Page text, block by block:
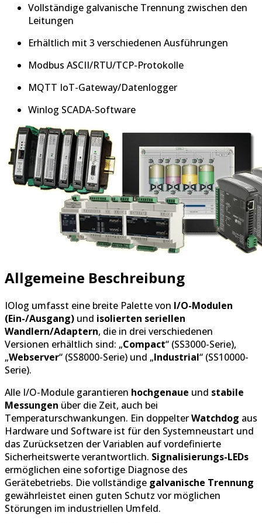
Vollständige galvanische Trennung zwischen den
Leitungen
Erhältlich mit 3 verschiedenen Ausführungen
Modbus ASCII/RTU/TCP-Protokolle
MQTT IoT-Gateway/Datenlogger
Winlog SCADA-Software
Allgemeine Beschreibung
IOlog umfasst eine breite Palette von I/O-Modulen
(Ein-/Ausgang) und isolierten seriellen
Wandlern/Adaptern, die in drei verschiedenen
Versionen erhältlich sind: „Compact“ (SS3000-Serie),
„Webserver“ (SS8000-Serie) und „Industrial“ (SS10000-
Serie).
Alle I/O-Module garantieren hochgenaue und stabile
Messungen über die Zeit, auch bei
Temperaturschwankungen. Ein doppelterWatchdog aus
Hardware und Software ist für den Systemneustart und
das Zurücksetzen der Variablen auf vordefinierte
Sicherheitswerte verantwortlich. Signalisierungs-LEDs
ermöglichen eine sofortige Diagnose des
Gerätebetriebs. Die vollständige galvanische Trennung
gewährleistet einen guten Schutz vor möglichen
Störungen im industriellen Umfeld.